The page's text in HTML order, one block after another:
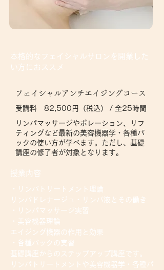
本格的なフェイシャルサロンを開業した
い方におススメ
フェイシャルアンチエイジングコース
受講料 82,500円（税込） / 全25時間
リンパマッサージやポレーション、リフ
ティングなど最新の美容機器学・各種パ
ックの使い方が学べます。ただし、基礎
講座の修了者が対象となります。
授業内容
・リンパトリートメント理論
リンパドレナージュ・リンパ液とその働き
・リンパマッサージ実習
・美容機器理論
エイジング機器の作用と効果
・各種パックの実習
基礎講座からのステップアップ講座です。
​リンパトリートメントや美容機器学・各種パ